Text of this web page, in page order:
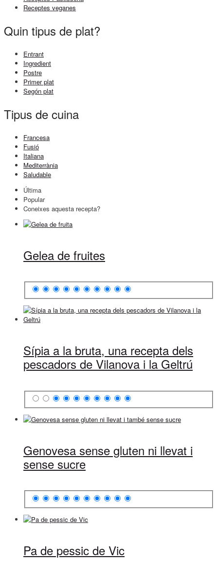
Receptes veganes
Quin tipus de plat?
Entrant
Ingredient
Postre
Primer plat
Segón plat
Tipus de cuina
Francesa
Fusió
Italiana
Mediterrània
Saludable
Última
Popular
Coneixes aquesta recepta?
Gelea de fruites
Sípia a la bruta, una recepta dels
pescadors de Vilanova i la Geltrú
Genovesa sense gluten ni llevat i
sense sucre
Pa de pessic de Vic